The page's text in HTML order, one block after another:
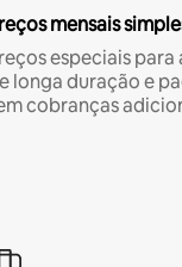
mensais
especiais
longa duração e
cobranças